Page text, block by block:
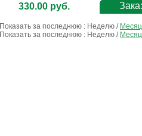
330.00 руб.
Показать за последнюю : Неделю / Месяц
Показать за последнюю : Неделю / Месяц